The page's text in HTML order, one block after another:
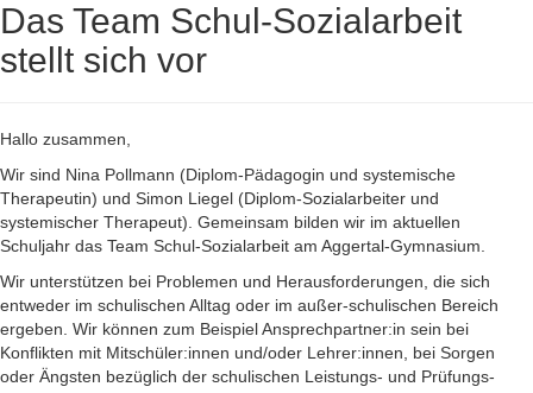
Das Team Schul-Sozialarbeit
stellt sich vor
Hallo zusammen,
Wir sind Nina Pollmann (Diplom-Pädagogin und systemische
Therapeutin) und Simon Liegel (Diplom-Sozialarbeiter und
systemischer Therapeut). Gemeinsam bilden wir im aktuellen
Schuljahr das Team Schul-Sozialarbeit am Aggertal-Gymnasium.
Wir unterstützen bei Problemen und Herausforderungen, die sich
entweder im schulischen Alltag oder im außer-schulischen Bereich
ergeben. Wir können zum Beispiel Ansprechpartner:in sein bei
Konflikten mit Mitschüler:innen und/oder Lehrer:innen, bei Sorgen
oder Ängsten bezüglich der schulischen Leistungs- und Prüfungs-